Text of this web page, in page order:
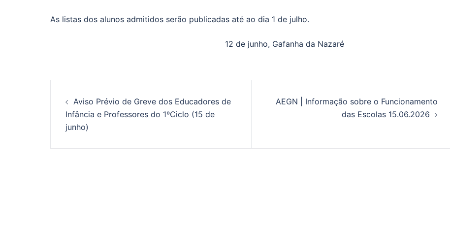
As listas dos alunos admitidos serão publicadas até ao dia 1 de julho.
12 de junho, Gafanha da Nazaré
Aviso Prévio de Greve dos Educadores de
Infância e Professores do 1ºCiclo (15 de
junho)
AEGN | Informação sobre o Funcionamento
das Escolas 15.06.2026